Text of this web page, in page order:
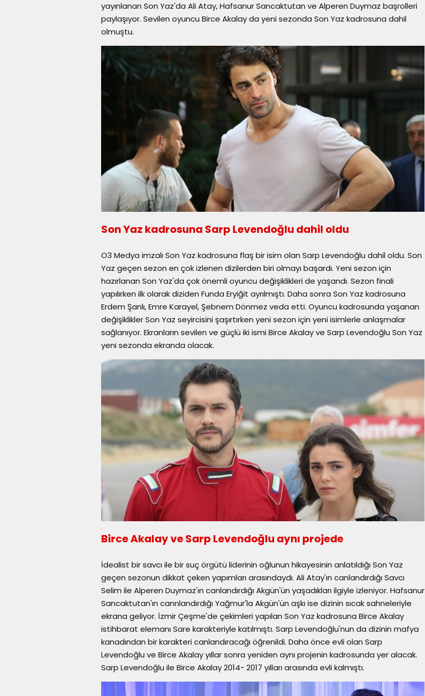
yayınlanan Son Yaz'da Ali Atay, Hafsanur Sancaktutan ve Alperen Duymaz başrolleri
paylaşıyor. Sevilen oyuncu Birce Akalay da yeni sezonda Son Yaz kadrosuna dahil
olmuştu.
Son Yaz kadrosuna Sarp Levendoğlu dahil oldu
O3 Medya imzalı Son Yaz kadrosuna flaş bir isim olan Sarp Levendoğlu dahil oldu. Son
Yaz geçen sezon en çok izlenen dizilerden biri olmayı başardı. Yeni sezon için
hazırlanan Son Yaz'da çok önemli oyuncu değişiklikleri de yaşandı. Sezon finali
yapılırken ilk olarak diziden Funda Eryiğit ayrılmıştı. Daha sonra Son Yaz kadrosuna
Erdem Şanlı, Emre Karayel, Şebnem Dönmez veda etti. Oyuncu kadrosunda yaşanan
değişiklikler Son Yaz seyircisini şaşırtırken yeni sezon için yeni isimlerle anlaşmalar
sağlanıyor. Ekranların sevilen ve güçlü iki ismi Birce Akalay ve Sarp Levendoğlu Son Yaz
yeni sezonda ekranda olacak.
Birce Akalay ve Sarp Levendoğlu aynı projede
İdealist bir savcı ile bir suç örgütü liderinin oğlunun hikayesinin anlatıldığı Son Yaz
geçen sezonun dikkat çeken yapımları arasındaydı. Ali Atay'ın canlandırdığı Savcı
Selim ile Alperen Duymaz'ın canlandırdığı Akgün'ün yaşadıkları ilgiyle izleniyor. Hafsanur
Sancaktutan'ın cannlandırdığı Yağmur'la Akgün'ün aşkı ise dizinin sıcak sahneleriyle
ekrana geliyor. İzmir Çeşme'de çekimleri yapılan Son Yaz kadrosuna Birce Akalay
istihbarat elemanı Sare karakteriyle katılmıştı. Sarp Levendoğlu'nun da dizinin mafya
kanadından bir karakteri canlandıracağı öğrenildi. Daha önce evli olan Sarp
Levendoğlu ve Birce Akalay yıllar sonra yeniden aynı projenin kadrosunda yer alacak.
Sarp Levendoğlu ile Birce Akalay 2014- 2017 yılları arasında evli kalmıştı.